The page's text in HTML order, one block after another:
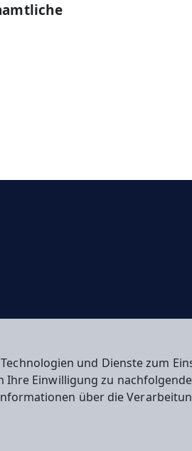
und Dienste zum
Einwilligung zu
über die